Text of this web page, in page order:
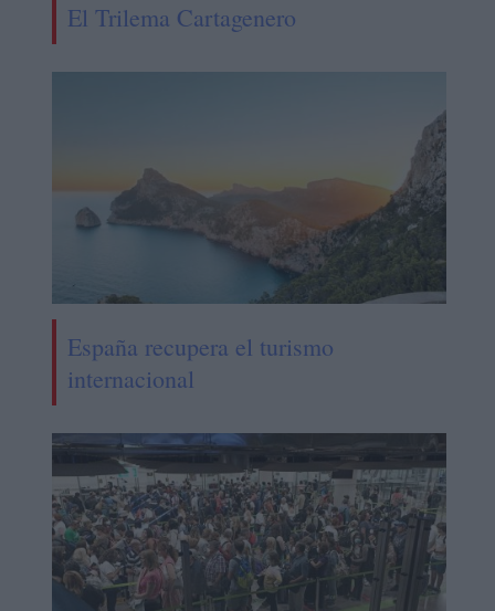
El Trilema Cartagenero
España recupera el turismo
internacional